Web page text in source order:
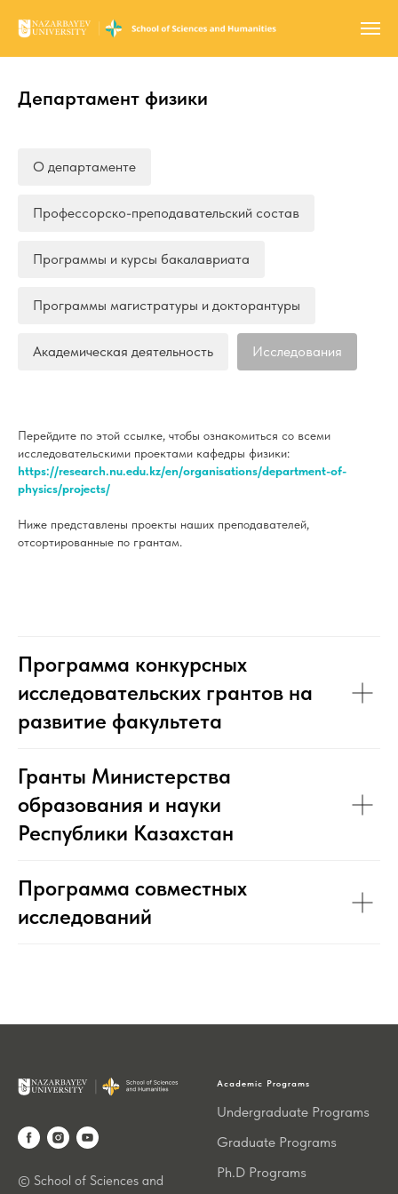
Департамент физики
О департаменте
Профессорско-преподавательский состав
Программы и курсы бакалавриата
Программы магистратуры и докторантуры
Академическая деятельность Исследования
Перейдите по этой ссылке, чтобы ознакомиться со всеми
исследовательскими проектами кафедры физики:
https://research.nu.edu.kz/en/organisations/department-of-
physics/projects/
Ниже представлены проекты наших преподавателей,
отсортированные по грантам.
Программа конкурсных
исследовательских грантов на
развитие факультета
Гранты Министерства
образования и науки
Республики Казахстан
Программа совместных
исследований
© School of Sciences and
Academic Programs
Undergraduate Programs
Graduate Programs
Ph.D Programs